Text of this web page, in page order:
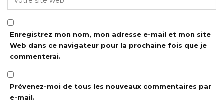
Enregistrez mon nom, mon adresse e-mail et mon site
Web dans ce navigateur pour la prochaine fois que je
commenterai.
Prévenez-moi de tous les nouveaux commentaires par
e-mail.